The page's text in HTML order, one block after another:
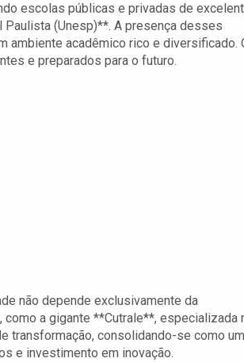
escolas públicas e privadas de
(Unesp)**. A presença desses
ambiente acadêmico rico e diversificado.
e preparados para o futuro.
não depende exclusivamente da
a gigante **Cutrale**, especializada
transformação, consolidando-se como um
e investimento em inovação.